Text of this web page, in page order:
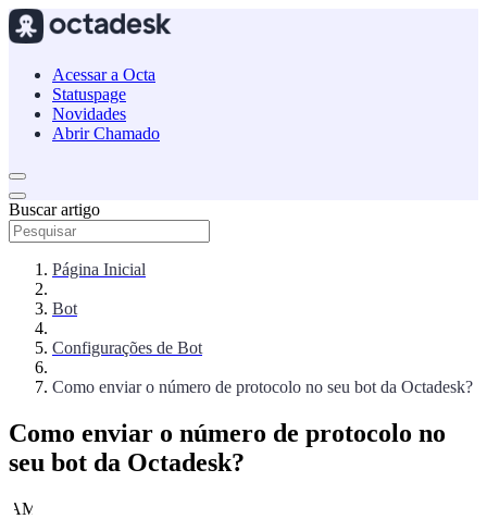
Acessar a Octa
Statuspage
Novidades
Abrir Chamado
Buscar artigo
Página Inicial
Bot
Configurações de Bot
Como enviar o número de protocolo no seu bot da Octadesk?
Como enviar o número de protocolo no
seu bot da Octadesk?
AM